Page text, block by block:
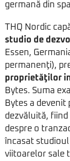
germană din
THQ Nordic
studio de
Essen,
permanenţi),
proprietăţilor
Bytes. Suma
Bytes a devenit
dezvăluită,
despre o
încasat studioul
viitoarelor sale